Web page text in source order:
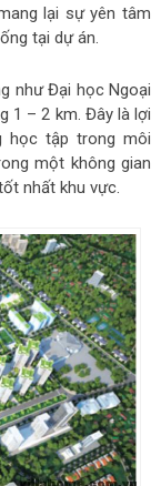
lại sự yên tâm
tại dự án.
như Đại học Ngoại
1 – 2 km. Đây là lợi
học tập trong môi
một không gian
nhất khu vực.